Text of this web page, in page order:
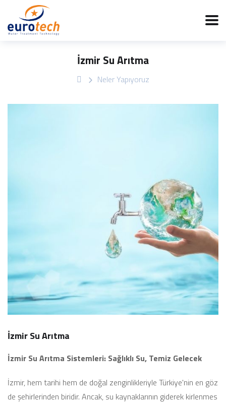
İzmir Su Arıtma
Neler Yapıyoruz
İzmir Su Arıtma
İzmir Su Arıtma Sistemleri: Sağlıklı Su, Temiz Gelecek
İzmir, hem tarihi hem de doğal zenginlikleriyle Türkiye'nin en göz
de şehirlerinden biridir. Ancak, su kaynaklarının giderek kirlenmes